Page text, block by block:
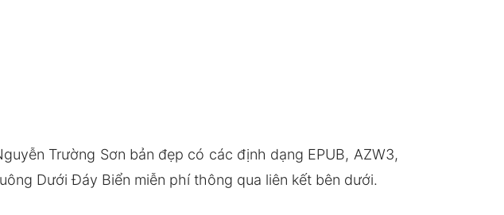
Trường Sơn bản đẹp có các định dạng EPUB, AZW3,
Dưới Đáy Biển miễn phí thông qua liên kết bên dưới.